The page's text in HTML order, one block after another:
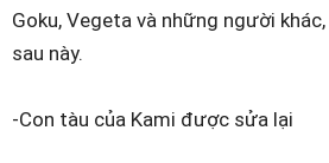
Goku, Vegeta và những người
sau này.
-Con tàu của Kami được sửa lại